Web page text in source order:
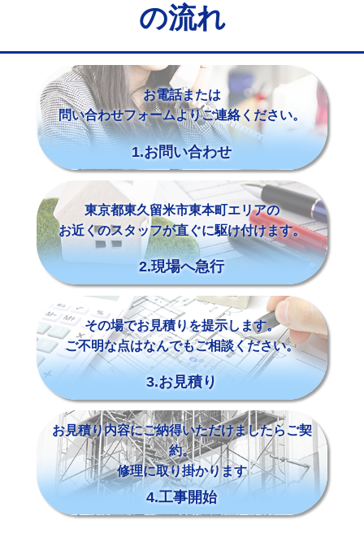
の流れ
お電話または
問い合わせフォームよりご連絡ください。
1.お問い合わせ
東京都東久留米市東本町エリアの
お近くのスタッフが直ぐに駆け付けます。
2.現場へ急行
その場でお見積りを提示します。
ご不明な点はなんでもご相談ください。
3.お見積り
お見積り内容にご納得いただけましたらご契
約。
修理に取り掛かります
4.工事開始